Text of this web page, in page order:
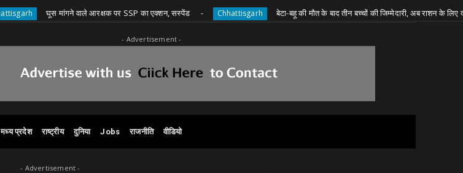
- Advertisement -
मध्य प्रदेश राष्ट्रीय दुनिया Jobs राजनीति वीडियो
घूस मांगने वाले आरक्षक पर SSP का एक्शन, सस्पेंड Chhattisgarh बेटा-बहू की मौत के बाद तीन बच्चों की जिम्मेदारी, अब राशन के लिए दादी की
- Advertisement -